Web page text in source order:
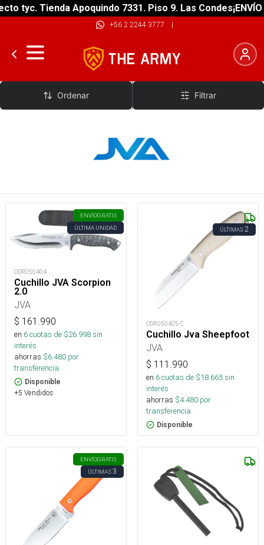
tyc. Tienda Apoquindo 7331. Piso 9. Las Condes¡ENVÍO
+56 2 2244 3777 |
JVA
Ordenar Filtrar
ENVÍOGRATIS
ÚLTIMA UNIDAD
ODR050404
Cuchillo JVA Scorpion
2.0
JVA
$ 161.990
en 6cuotas de $26.998sin
interés
ahorras $6.480 por
transferencia.
Disponible
+5 Vendidos
ÚLTIMAS2
ODR050405-C
Cuchillo Jva Sheepfoot
JVA
$ 111.990
en 6cuotas de $18.665sin
interés
ahorras $4.480 por
transferencia.
Disponible
ENVÍOGRATIS
ÚLTIMAS3